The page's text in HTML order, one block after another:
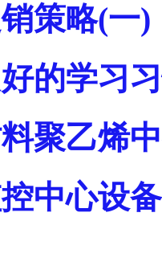
策略(一)
的学习
聚乙烯
中心设